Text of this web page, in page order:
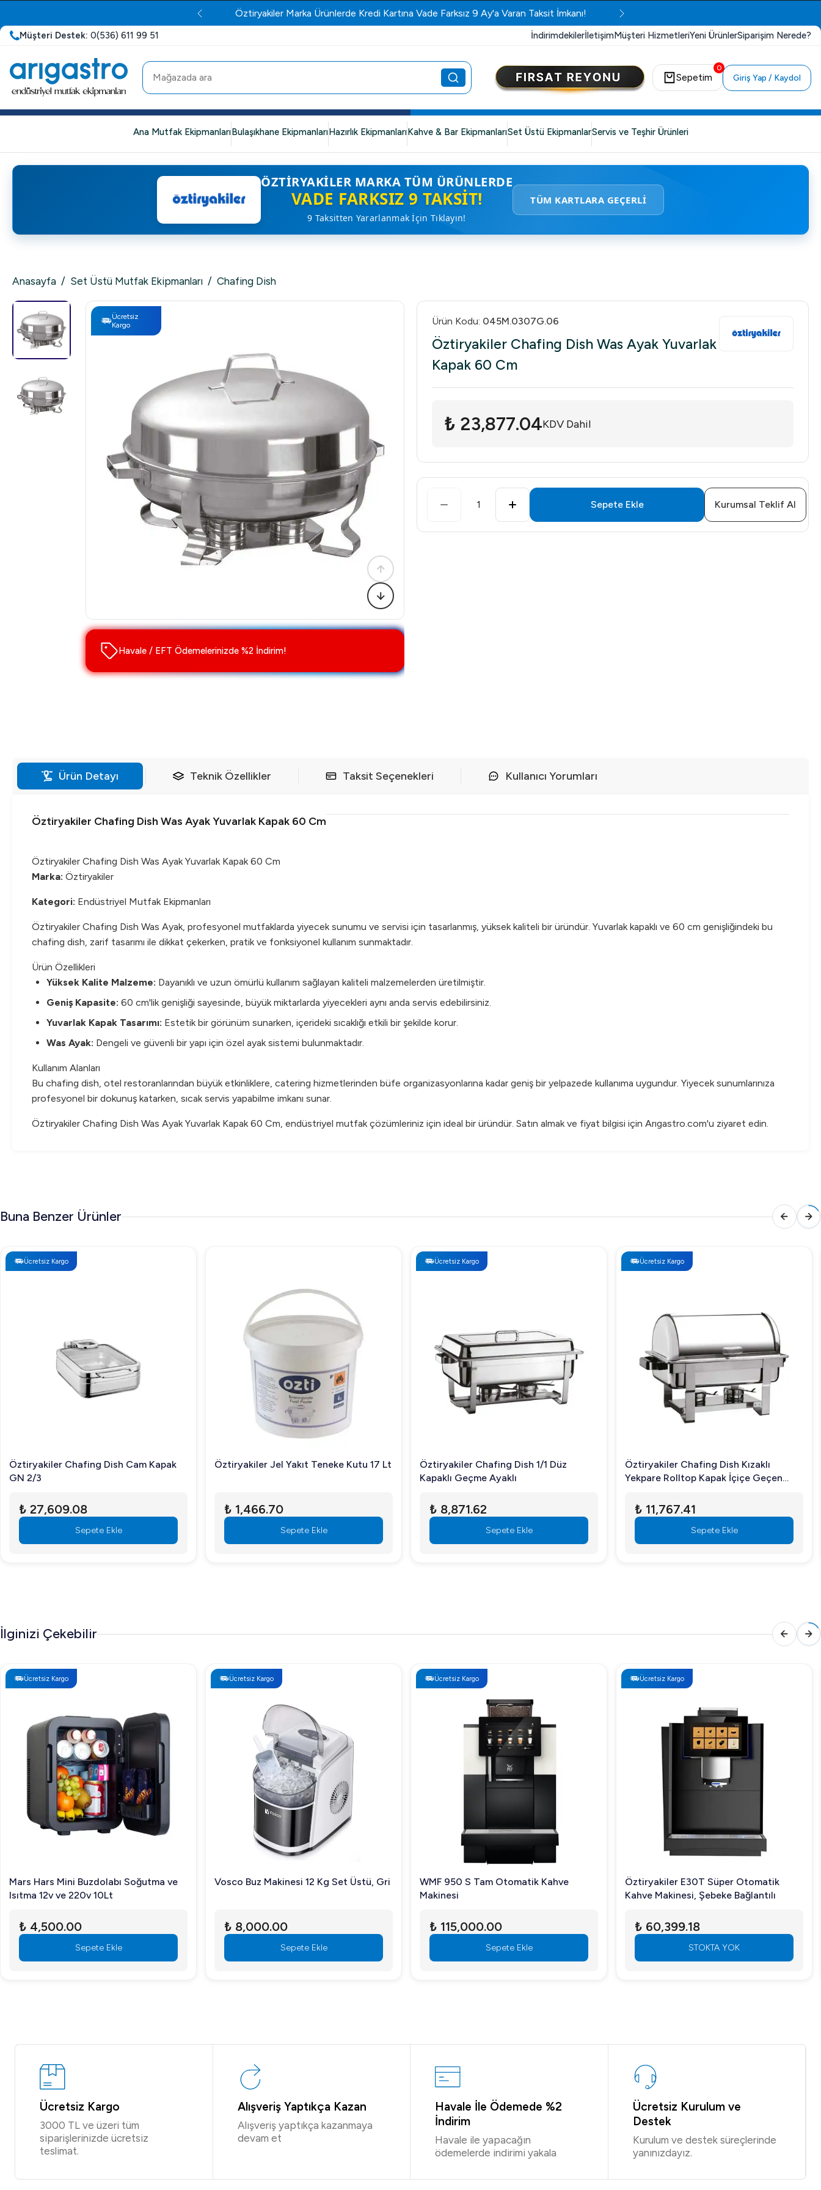
Öztiryakiler Marka Ürünlerde Kredi Kartına Vade Farksız 9 Ay'a Varan Taksit İmkanı!
Müşteri Destek: 0(536) 611 99 51 İndirimdekilerİletişimMüşteri HizmetleriYeni ÜrünlerSiparişim Nerede?
0
Sepetim Giriş Yap / Kaydol
Ana Mutfak EkipmanlarıBulaşıkhane EkipmanlarıHazırlık EkipmanlarıKahve & Bar EkipmanlarıSet Üstü EkipmanlarServis ve Teşhir Ürünleri
ÖZTIRYAKILER MARKA TÜM ÜRÜNLERDE
VADE FARKSIZ 9 TAKSIT!
9 Taksitten Yararlanmak İçin Tıklayın!
TÜM KARTLARA GEÇERLİ
Anasayfa / Set Üstü Mutfak Ekipmanları / Chafing Dish
Ücretsiz
Kargo
Havale / EFT Ödemelerinizde %2 İndirim!
Ürün Kodu: 045M.0307G.06
Öztiryakiler Chafing Dish Was Ayak Yuvarlak
Kapak 60 Cm
₺ 23,877.04KDV Dahil
1 Sepete Ekle Kurumsal Teklif Al
Ürün Detayı Teknik Özellikler Taksit Seçenekleri Kullanıcı Yorumları
Öztiryakiler Chafing Dish Was Ayak Yuvarlak Kapak 60 Cm
Öztiryakiler Chafing Dish Was Ayak Yuvarlak Kapak 60 Cm
Marka: Öztiryakiler
Kategori: Endüstriyel Mutfak Ekipmanları
Öztiryakiler Chafing Dish Was Ayak, profesyonel mutfaklarda yiyecek sunumu ve servisi için tasarlanmış, yüksek kaliteli bir üründür. Yuvarlak kapaklı ve 60 cm genişliğindeki bu
chafing dish, zarif tasarımı ile dikkat çekerken, pratik ve fonksiyonel kullanım sunmaktadır.
Ürün Özellikleri
Yüksek Kalite Malzeme: Dayanıklı ve uzun ömürlü kullanım sağlayan kaliteli malzemelerden üretilmiştir.
Geniş Kapasite: 60 cm'lik genişliği sayesinde, büyük miktarlarda yiyecekleri aynı anda servis edebilirsiniz.
Yuvarlak Kapak Tasarımı: Estetik bir görünüm sunarken, içerideki sıcaklığı etkili bir şekilde korur.
Was Ayak: Dengeli ve güvenli bir yapı için özel ayak sistemi bulunmaktadır.
Kullanım Alanları
Bu chafing dish, otel restoranlarından büyük etkinliklere, catering hizmetlerinden büfe organizasyonlarına kadar geniş bir yelpazede kullanıma uygundur. Yiyecek sunumlarınıza
profesyonel bir dokunuş katarken, sıcak servis yapabilme imkanı sunar.
Öztiryakiler Chafing Dish Was Ayak Yuvarlak Kapak 60 Cm, endüstriyel mutfak çözümleriniz için ideal bir üründür. Satın almak ve fiyat bilgisi için Arıgastro.com'u ziyaret edin.
Buna Benzer Ürünler
Ücretsiz Kargo
Öztiryakiler Chafing Dish Cam Kapak
GN 2/3
₺ 27,609.08
Sepete Ekle
Öztiryakiler Jel Yakıt Teneke Kutu 17 Lt
₺ 1,466.70
Sepete Ekle
Ücretsiz Kargo
Öztiryakiler Chafing Dish 1/1 Düz
Kapaklı Geçme Ayaklı
₺ 8,871.62
Sepete Ekle
Ücretsiz Kargo
Öztiryakiler Chafing Dish Kızaklı
Yekpare Rolltop Kapak İçiçe Geçen
₺ 11,767.41
Sepete Ekle
İlginizi Çekebilir
Ücretsiz Kargo
Mars Hars Mini Buzdolabı Soğutma ve
Isıtma 12v ve 220v 10Lt
₺ 4,500.00
Sepete Ekle
Ücretsiz Kargo
Vosco Buz Makinesi 12 Kg Set Üstü, Gri
₺ 8,000.00
Sepete Ekle
Ücretsiz Kargo
WMF 950 S Tam Otomatik Kahve
Makinesi
₺ 115,000.00
Sepete Ekle
Ücretsiz Kargo
Öztiryakiler E30T Süper Otomatik
Kahve Makinesi, Şebeke Bağlantılı
₺ 60,399.18
STOKTA YOK
Ücretsiz Kargo
3000 TL ve üzeri tüm
siparişlerinizde ücretsiz
teslimat.
Alışveriş Yaptıkça Kazan
Alışveriş yaptıkça kazanmaya
devam et
Havale İle Ödemede %2
İndirim
Havale ile yapacağın
ödemelerde indirimi yakala
Ücretsiz Kurulum ve
Destek
Kurulum ve destek süreçlerinde
yanınızdayız.